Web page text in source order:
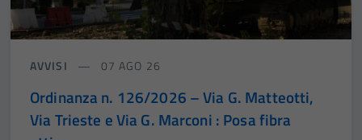
AVVISI 07 AGO 26
Ordinanza n. 126/2026 – Via G. Matteotti,
Via Trieste e Via G. Marconi : Posa fibra